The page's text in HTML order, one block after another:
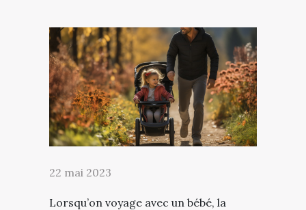
22 mai 2023
Lorsqu’on voyage avec un bébé, la